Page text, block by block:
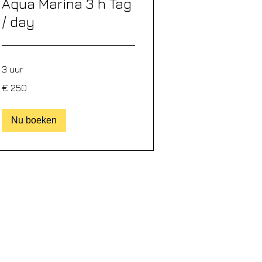
/ day
3 uur
euro
€ 250
Nu boeken